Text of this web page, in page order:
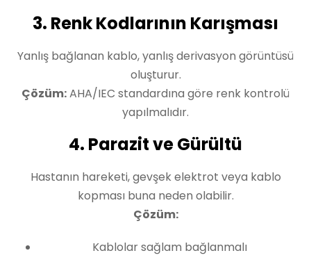
3. Renk Kodlarının Karışması
Yanlış bağlanan kablo, yanlış derivasyon görüntüsü
oluşturur.
Çözüm:AHA/IEC standardına göre renk kontrolü
yapılmalıdır.
4. Parazit ve Gürültü
Hastanın hareketi, gevşek elektrot veya kablo
kopması buna neden olabilir.
Çözüm:
Kablolar sağlam bağlanmalı